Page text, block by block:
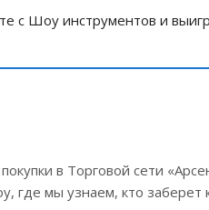
с Шоу инструментов и
в Торговой сети
где мы узнаем, кто